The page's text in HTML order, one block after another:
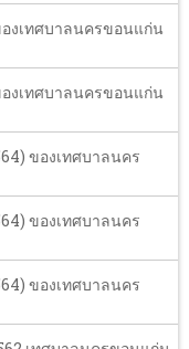
งเทศบาลนครขอนแก่น
งเทศบาลนครขอนแก่น
ของเทศบาลนคร
ของเทศบาลนคร
ของเทศบาลนคร